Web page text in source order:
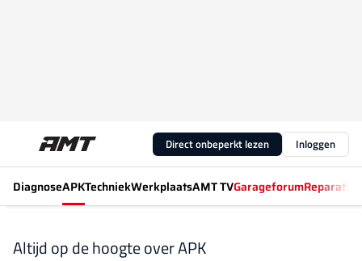
Direct onbeperkt lezen Inloggen
DiagnoseAPKTechniekWerkplaatsAMT TVGarageforum
Altijd op de hoogte over APK